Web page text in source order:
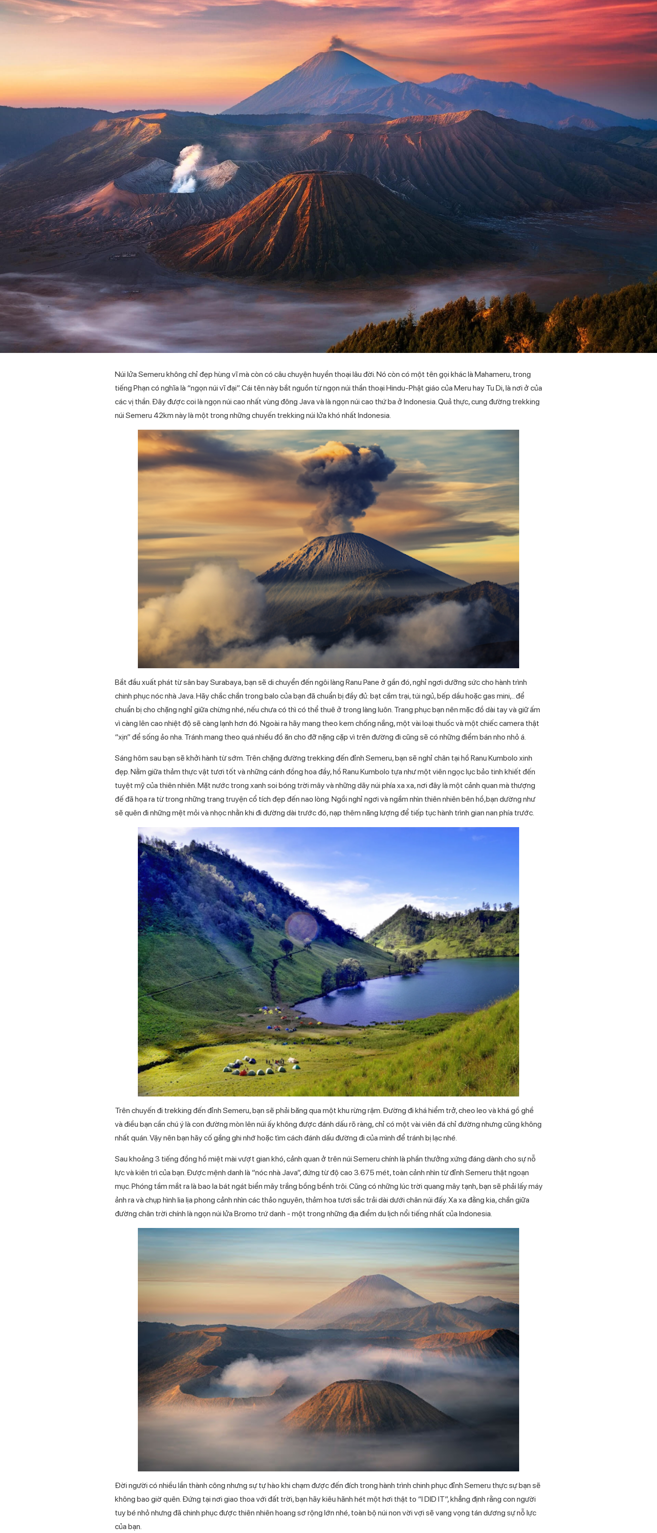
Núi lửa Semeru không chỉ đẹp hùng vĩ mà còn có câu chuyện huyền thoại lâu đời. Nó còn có một tên gọi khác là Mahameru, trong
tiếng Phạn có nghĩa là “ngọn núi vĩ đại”. Cái tên này bắt nguồn từ ngọn núi thần thoại Hindu-Phật giáo của Meru hay Tu Di, là nơi ở của
các vị thần. Đây được coi là ngọn núi cao nhất vùng đông Java và là ngọn núi cao thứ ba ở Indonesia. Quả thực, cung đường trekking
núi Semeru 42km này là một trong những chuyến trekking núi lửa khó nhất Indonesia.
Bắt đầu xuất phát từ sân bay Surabaya, bạn sẽ di chuyển đến ngôi làng Ranu Pane ở gần đó, nghỉ ngơi dưỡng sức cho hành trình
chinh phục nóc nhà Java. Hãy chắc chắn trong balo của bạn đã chuẩn bị đầy đủ: bạt cắm trại, túi ngủ, bếp dầu hoặc gas mini,.. để
chuẩn bị cho chặng nghỉ giữa chừng nhé, nếu chưa có thì có thể thuê ở trong làng luôn. Trang phục bạn nên mặc đồ dài tay và giữ ấm
vì càng lên cao nhiệt độ sẽ càng lạnh hơn đó. Ngoài ra hãy mang theo kem chống nắng, một vài loại thuốc và một chiếc camera thật
“xịn” để sống ảo nha. Tránh mang theo quá nhiều đồ ăn cho đỡ nặng cặp vì trên đường đi cũng sẽ có những điểm bán nho nhỏ á.
Sáng hôm sau bạn sẽ khởi hành từ sớm. Trên chặng đường trekking đến đỉnh Semeru, bạn sẽ nghỉ chân tại hồ Ranu Kumbolo xinh
đẹp. Nằm giữa thảm thực vật tươi tốt và những cánh đồng hoa đầy, hồ Ranu Kumbolo tựa như một viên ngọc lục bảo tinh khiết đến
tuyệt mỹ của thiên nhiên. Mặt nước trong xanh soi bóng trời mây và những dãy núi phía xa xa, nơi đây là một cảnh quan mà thượng
đế đã họa ra từ trong những trang truyện cổ tích đẹp đến nao lòng. Ngồi nghỉ ngơi và ngắm nhìn thiên nhiên bên hồ,bạn dường như
sẽ quên đi những mệt mỏi và nhọc nhằn khi đi đường dài trước đó, nạp thêm năng lượng để tiếp tục hành trình gian nan phía trước.
Trên chuyến đi trekking đến đỉnh Semeru, bạn sẽ phải băng qua một khu rừng rậm. Đường đi khá hiểm trở, cheo leo và khá gồ ghề
và điều bạn cần chú ý là con đường mòn lên núi ấy không được đánh dấu rõ ràng, chỉ có một vài viên đá chỉ đường nhưng cũng không
nhất quán. Vậy nên bạn hãy cố gắng ghi nhớ hoặc tìm cách đánh dấu đường đi của mình để tránh bị lạc nhé.
Sau khoảng 3 tiếng đồng hồ miệt mài vượt gian khó, cảnh quan ở trên núi Semeru chính là phần thưởng xứng đáng dành cho sự nỗ
lực và kiên trì của bạn. Được mệnh danh là “nóc nhà Java”, đứng từ độ cao 3.675 mét, toàn cảnh nhìn từ đỉnh Semeru thật ngoạn
mục. Phóng tầm mắt ra là bao la bát ngát biển mây trắng bồng bềnh trôi. Cũng có những lúc trời quang mây tạnh, bạn sẽ phải lấy máy
ảnh ra và chụp hình lia lịa phong cảnh nhìn các thảo nguyên, thảm hoa tươi sắc trải dài dưới chân núi đấy. Xa xa đằng kia, chắn giữa
đường chân trời chính là ngọn núi lửa Bromo trứ danh - một trong những địa điểm du lịch nổi tiếng nhất của Indonesia.
Đời người có nhiều lần thành công nhưng sự tự hào khi chạm được đến đích trong hành trình chinh phục đỉnh Semeru thực sự bạn sẽ
không bao giờ quên. Đứng tại nơi giao thoa với đất trời, bạn hãy kiêu hãnh hét một hơi thật to “I DID IT”, khẳng định rằng con người
tuy bé nhỏ nhưng đã chinh phục được thiên nhiên hoang sơ rộng lớn nhé, toàn bộ núi non vời vợi sẽ vang vọng tán dương sự nỗ lực
của bạn.